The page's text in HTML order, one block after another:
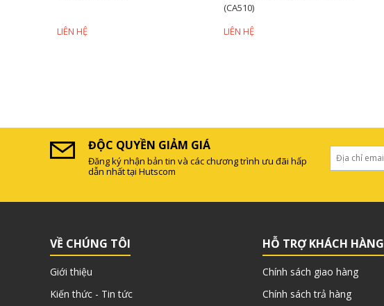
LIÊN HỆ
(CA510)
LIÊN HỆ
ĐỘC QUYỀN GIẢM GIÁ
Đăng ký nhận bản tin và các chương trình ưu đãi hấp
dẫn nhất tại Hutscom
VỀ CHÚNG TÔI
Giới thiệu
Kiến thức - Tin tức
HỖ TRỢ KHÁCH HÀNG
Chính sách giao hàng
Chính sách trả hàng